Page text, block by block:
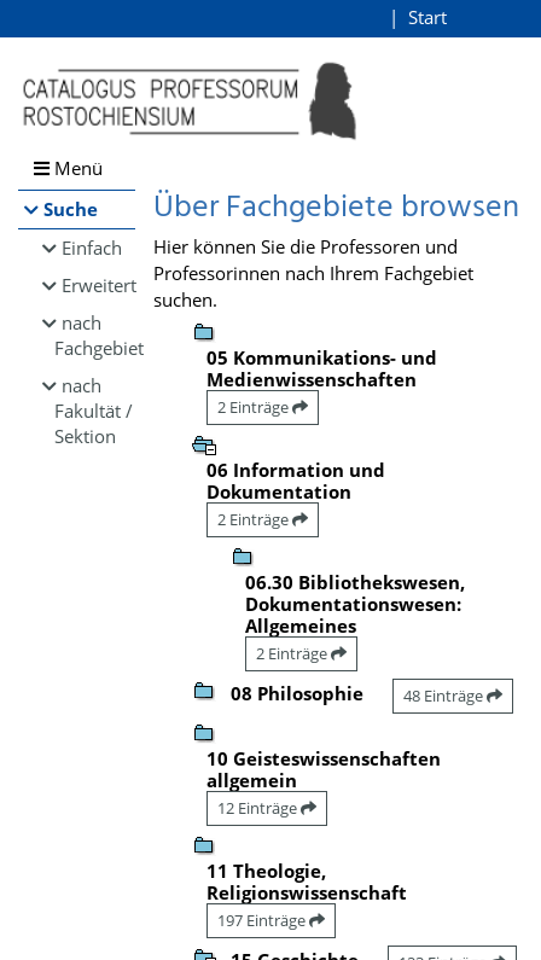
Browsen
direkt zum Inhalt
Start
Menü
Suche
Einfach
Erweitert
nach
Fachgebiet
nach
Fakultät /
Sektion
Über Fachgebiete browsen
Hier können Sie die Professoren und
Professorinnen nach Ihrem Fachgebiet
suchen.
05 Kommunikations- und
Medienwissenschaften
2 Einträge
06 Information und
Dokumentation
2 Einträge
06.30 Bibliothekswesen,
Dokumentationswesen:
Allgemeines
2 Einträge
08 Philosophie 48 Einträge
10 Geisteswissenschaften
allgemein
12 Einträge
11 Theologie,
Religionswissenschaft
197 Einträge